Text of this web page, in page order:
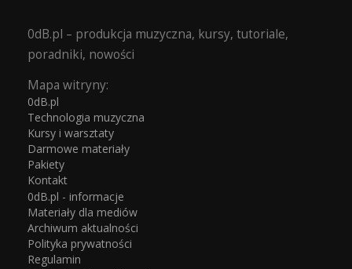
0dB.pl – produkcja muzyczna, kursy, tutoriale,
poradniki, nowości
Mapa witryny:
0dB.pl
Technologia muzyczna
Kursy i warsztaty
Darmowe materiały
Pakiety
Kontakt
0dB.pl - informacje
Materiały dla mediów
Archiwum aktualności
Polityka prywatności
Regulamin